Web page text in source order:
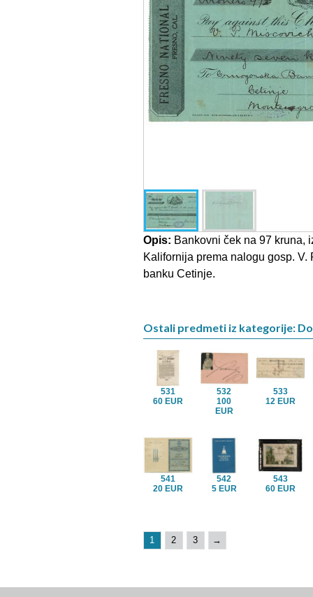
Opis: Bankovni ček na 97 kruna,
Kalifornija prema nalogu gosp. V.
banku Cetinje.
Ostali predmeti iz kategorije:
531
60 EUR
532
100
EUR
533
12 EUR
541
20 EUR
542
5 EUR
543
60 EUR
1 2 3 →